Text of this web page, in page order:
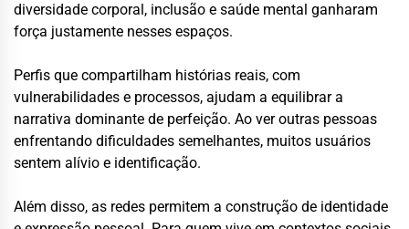
diversidade corporal, inclusão e saúde mental ganharam
força justamente nesses espaços.
Perfis que compartilham histórias reais, com
vulnerabilidades e processos, ajudam a equilibrar a
narrativa dominante de perfeição. Ao ver outras pessoas
enfrentando dificuldades semelhantes, muitos usuários
sentem alívio e identificação.
Além disso, as redes permitem a construção de identidade